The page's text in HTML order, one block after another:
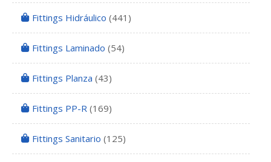
Fittings Hidráulico (441)
Fittings Laminado (54)
Fittings Planza (43)
Fittings PP-R (169)
Fittings Sanitario (125)